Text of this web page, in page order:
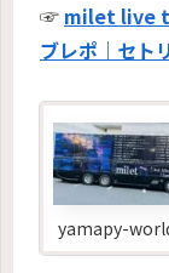
☞ milet live
ブレポ｜セト
yamapy-